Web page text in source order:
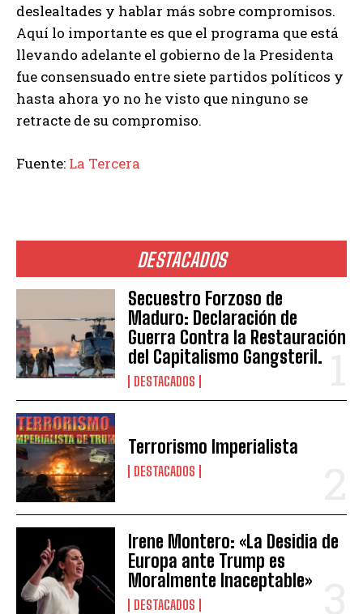
DESTACADOS
Secuestro Forzoso de
Maduro: Declaración de
Guerra Contra la Restauración
del Capitalismo Gangsteril.
DESTACADOS
Terrorismo Imperialista
DESTACADOS
Irene Montero: «La Desidia de
Europa ante Trump es
Moralmente Inaceptable»
DESTACADOS
deslealtades y hablar más sobre compromisos.
Aquí lo importante es que el programa que está
llevando adelante el gobierno de la Presidenta
fue consensuado entre siete partidos políticos y
hasta ahora yo no he visto que ninguno se
retracte de su compromiso.
Fuente: La Tercera